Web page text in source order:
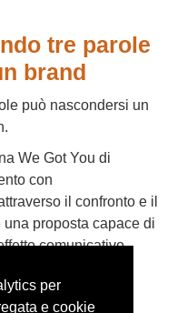
per
e cookie
tre parole
brand
può nascondersi un
We Got You di
con
il confronto e il
proposta capace di
comunicativo